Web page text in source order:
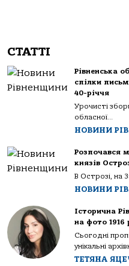
СТАТТІ
Рівненська
спілки
40-річчя
Урочисті
обласної...
НОВИНИ
Розпочався
князів
В Острозі, на
НОВИНИ
Історична
на фото 1916
Сьогодні
унікальні
ТЕТЯНА